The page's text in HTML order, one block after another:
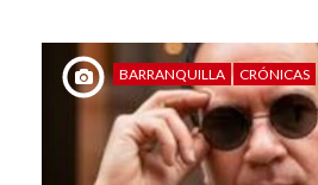
BARRANQUILLA CRÓNICAS